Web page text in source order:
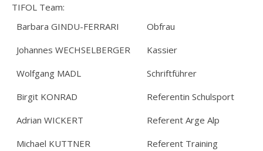
TIFOL Team:
Barbara GINDU-FERRARI
Obfrau
Johannes WECHSELBERGER
Kassier
Wolfgang MADL
Schriftführer
Birgit KONRAD
Referentin Schulsport
Adrian WICKERT
Referent Arge Alp
Michael KUTTNER
Referent Training